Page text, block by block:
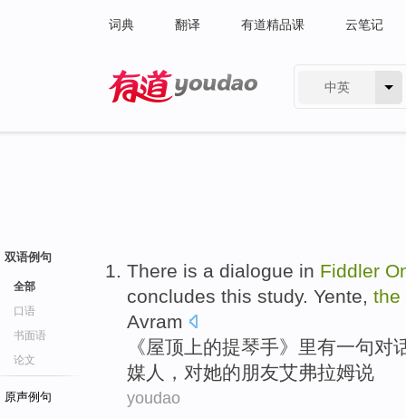
词典 翻译 有道精品课 云笔记
中英
双语例句
全部
口语
书面语
论文
原声例句
There is a dialogue in Fiddler
concludes this study. Yente, the
Avram
《屋顶 上的提琴手》 里有一句对
媒人
， 对她的朋友艾弗拉姆说
youdao